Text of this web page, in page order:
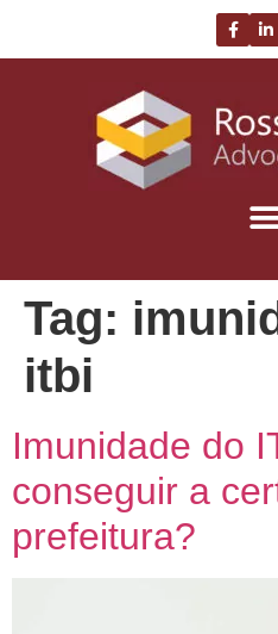
Tag:
itbi
Imunidade do
conseguir a
prefeitura?